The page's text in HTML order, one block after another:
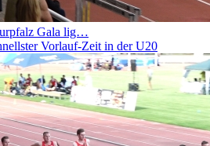
Gala lig…
Vorlauf-Zeit in der U20